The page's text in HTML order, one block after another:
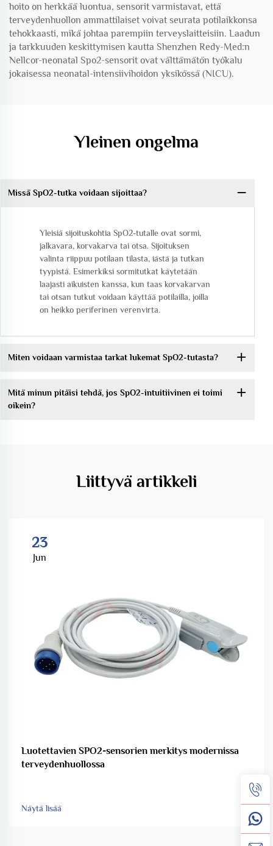
hoito on herkkää luontua, sensorit varmistavat, että
terveydenhuollon ammattilaiset voivat seurata potilaikkonsa
tehokkaasti, mikä johtaa parempiin terveyslaitteisiin. Laadun
ja tarkkuuden keskittymisen kautta Shenzhen Redy-Med:n
Nellcor-neonatal Spo2-sensorit ovat välttämätön työkalu
jokaisessa neonatal-intensiivihoidon yksikössä (NICU).
Yleinen ongelma
Missä SpO2-tutka voidaan sijoittaa?
Yleisiä sijoituskohtia SpO2-tutalle ovat sormi,
jalkavara, korvakarva tai otsa. Sijoituksen
valinta riippuu potilaan tilasta, iästä ja tutkan
tyypistä. Esimerkiksi sormitutkat käytetään
laajasti aikuisten kanssa, kun taas korvakarvan
tai otsan tutkut voidaan käyttää potilailla, joilla
on heikko periferinen verenvirta.
Miten voidaan varmistaa tarkat lukemat SpO2-tutasta?
Mitä minun pitäisi tehdä, jos SpO2-intuitiivinen ei toimi
oikein?
Liittyvä artikkeli
23
Jun
Luotettavien SPO2-sensorien merkitys modernissa
terveydenhuollossa
Näytä lisää